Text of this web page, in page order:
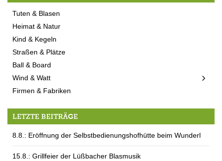
Tuten & Blasen
Heimat & Natur
Kind & Kegeln
Straßen & Plätze
Ball & Board
Wind & Watt
Firmen & Fabriken
LETZTE BEITRÄGE
8.8.: Eröffnung der Selbstbedienungshofhütte beim Wunderl
15.8.: Grillfeier der Lüßbacher Blasmusik